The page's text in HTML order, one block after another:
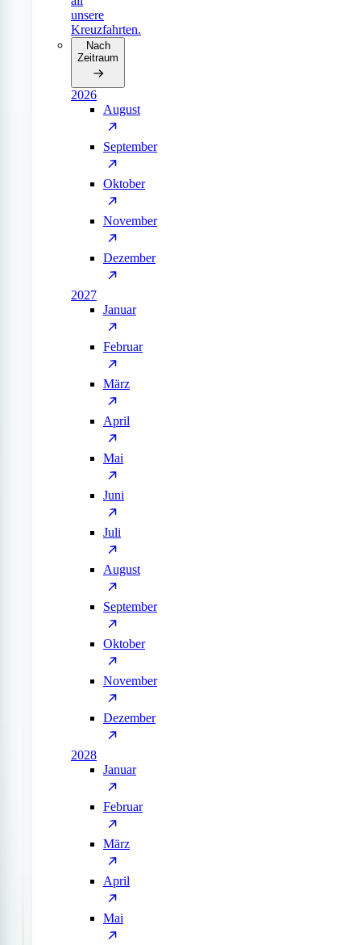
unsere
Kreuzfahrten.
Nach
Zeitraum
2026
August
September
Oktober
November
Dezember
2027
Januar
Februar
März
April
Mai
Juni
Juli
August
September
Oktober
November
Dezember
2028
Januar
Februar
März
April
Mai